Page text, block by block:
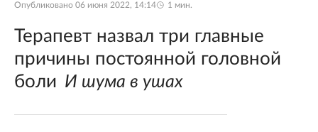
Опубликовано 06 июня 2022, 14:14 1 мин.
Терапевт назвал три главные
причины постоянной головной
боли И шума в ушах